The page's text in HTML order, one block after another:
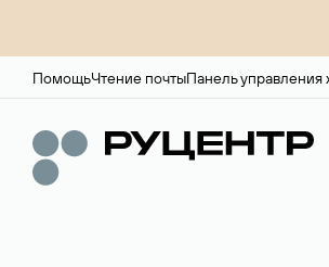
ПомощьЧтение почтыПанель управления